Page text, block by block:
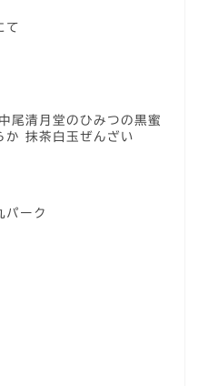
て
尾清月堂のひみつの黒蜜
か 抹茶白玉ぜんざい
パーク